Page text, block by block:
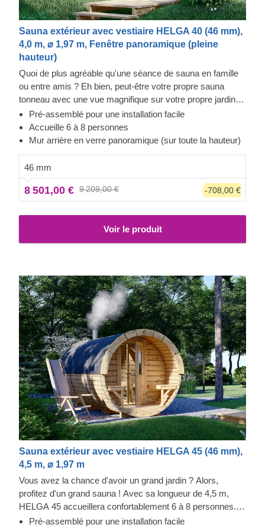
Sauna extérieur avec vestiaire HELGA 40 (46 mm),
4,0 m, ⌀ 1,97 m, Fenêtre panoramique (pleine
hauteur)
Quoi de plus agréable qu'une séance de sauna en famille
ou entre amis ? Eh bien, peut-être votre propre sauna
tonneau avec une vue magnifique sur votre propre jardin !
Une fenêtre panoramique comme paroi arrière complète
du sauna tonneau promet une utilisation maximale de la
lumière du jour et vous offre une vue parfaite sur votre
HELGA 40 dispose également d'une pièce principale
spacieuse pour 6 à 8 personnes, d'un vestibule et d'une
terrasse pour des moments de détente agréables avant de
retourner au chaud. Libérez-vous du stress quotidien et
profitez du temps passé avec votre famille, vos amis et
vos proches. Appelez-nous si vous avez des questions ou
si vous voulez changer les options de votre sauna !
Pré-assemblé pour une installation facile
Accueille 6 à 8 personnes
Mur arrière en verre panoramique (sur toute la hauteur)
46 mm
8 501,00 € 9 209,00 € -708,00 €
Voir le produit
Sauna extérieur avec vestiaire HELGA 45 (46 mm),
4,5 m, ⌀ 1,97 m
Vous avez la chance d'avoir un grand jardin ? Alors,
profitez d'un grand sauna ! Avec sa longueur de 4,5 m,
HELGA 45 accueillera confortablement 6 à 8 personnes.
Par défaut, la pièce est divisée en une pièce principale et
Pré-assemblé pour une installation facile